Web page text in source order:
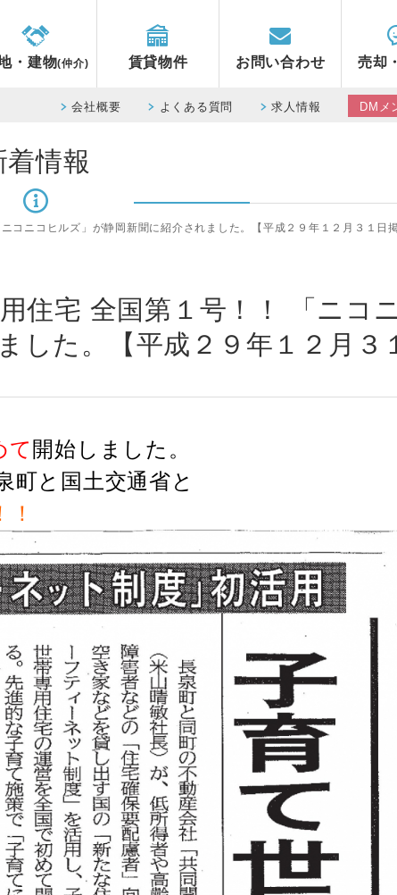
・建物(仲介) 賃貸物件 お問い合わせ 売却
会社概要 よくある質問 求人情報 DMメ
着情報
コニコヒルズ」が静岡新聞に紹介されました。【平成２９年１２月３１日掲
住宅 全国第１号！！ 「ニコ
した。【平成２９年１２月３
て 開始しました。
町と国土交通省と
！